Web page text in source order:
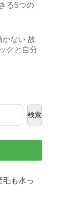
る5つの
かない 故
クと自分
検索
毛も水っ